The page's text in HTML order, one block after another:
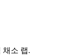
채소 랩.